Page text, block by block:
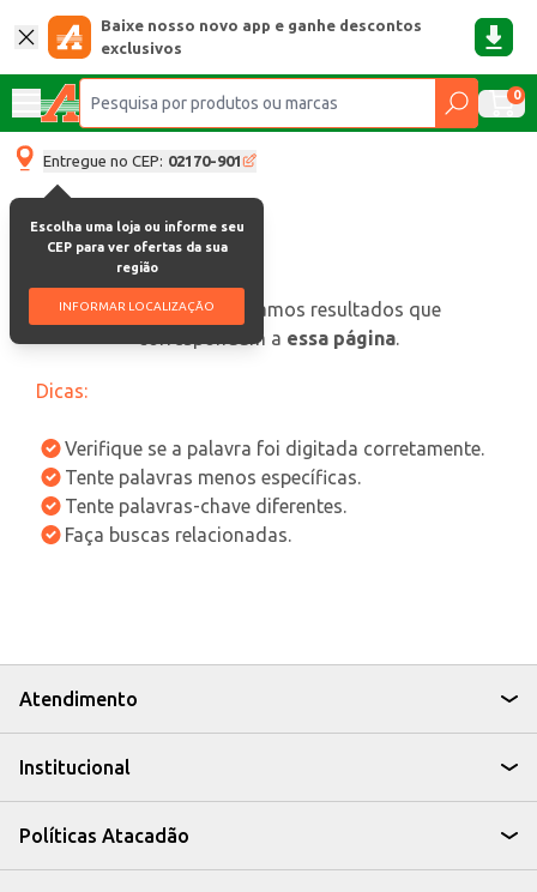
Baixe nosso novo app e ganhe descontos
exclusivos
0
Entregue no CEP: 02170-901
Escolha uma loja ou informe seu
CEP para ver ofertas da sua
região
INFORMAR LOCALIZAÇÃO
oops, não encontramos resultados que
correspondam a essa página.
Dicas:
Verifique se a palavra foi digitada corretamente.
Tente palavras menos específicas.
Tente palavras-chave diferentes.
Faça buscas relacionadas.
Atendimento
Institucional
Políticas Atacadão